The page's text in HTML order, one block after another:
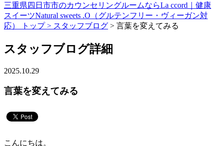
三重県四日市市のカウンセリングルームならLa ccord｜健康
スイーツNatural sweets .O（グルテンフリー・ヴィーガン対
応） トップ > スタッフブログ > 言葉を変えてみる
スタッフブログ詳細
2025.10.29
言葉を変えてみる
こんにちは。